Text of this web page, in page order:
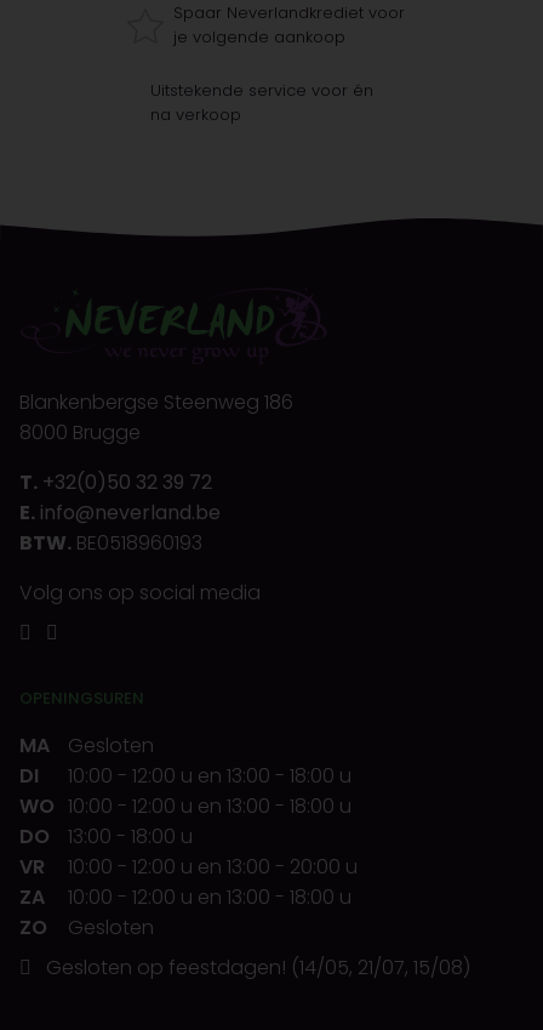
Spaar Neverlandkrediet voor
je volgende aankoop
Uitstekende service voor én
na verkoop
Blankenbergse Steenweg 186
8000 Brugge
T. +32(0)50 32 39 72
E. info@neverland.be
BTW. BE0518960193
Volg ons op social media
OPENINGSUREN
MA
Gesloten
DI
10:00 - 12:00 u en 13:00 - 18:00 u
WO 10:00 - 12:00 u en 13:00 - 18:00 u
DO
13:00 - 18:00 u
VR
10:00 - 12:00 u en 13:00 - 20:00 u
ZA
10:00 - 12:00 u en 13:00 - 18:00 u
ZO
Gesloten
Gesloten op feestdagen! (14/05, 21/07, 15/08)